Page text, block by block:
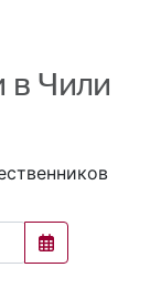
в Чили